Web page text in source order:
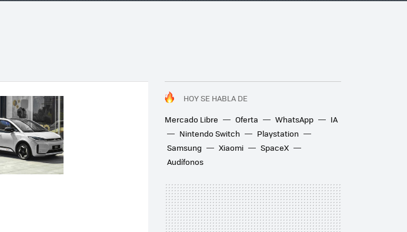
HOY SE HABLA DE
Mercado Libre
Oferta WhatsApp
IA
Nintendo Switch
Playstation
Samsung
Xiaomi
SpaceX
Audífonos